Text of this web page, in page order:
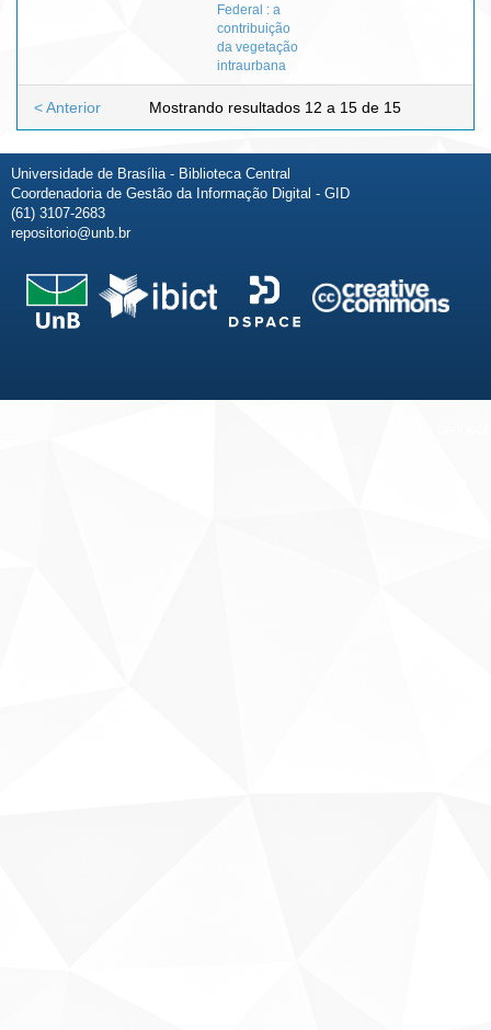
Federal : a
contribuição
da vegetação
intraurbana
Mostrando resultados 12 a 15 de 15
< Anterior
Universidade de Brasília - Biblioteca Central
Coordenadoria de Gestão da Informação Digital - GID
(61) 3107-2683
repositorio@unb.br